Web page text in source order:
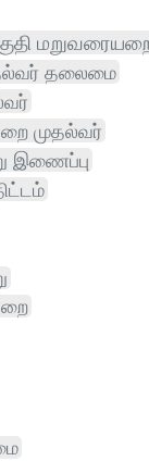
தலைமை
முதல்வர்
இணைப்பு